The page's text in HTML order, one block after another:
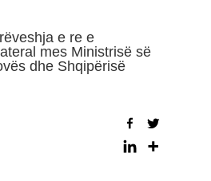
e re e
mes Ministrisë së
dhe Shqipërisë